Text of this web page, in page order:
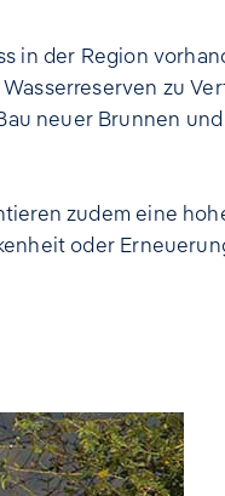
in der Region
zu
neuer Brunnen
zudem eine
oder